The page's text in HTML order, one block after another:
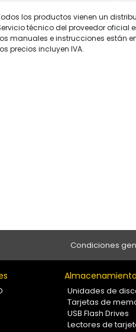
los productos vienen un
técnico del proveedor oficial
manuales e instrucciones están
precios incluyen IVA.
Condiciones
Almacenamiento
Unidades de
Tarjetas de
USB Flash Drives
Lectores de